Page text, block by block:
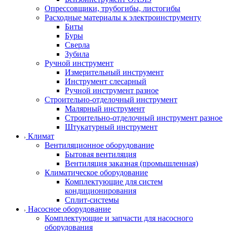
Опрессовщики, трубогибы, листогибы
Расходные материалы к электроинструменту
Биты
Буры
Сверла
Зубила
Ручной инструмент
Измерительный инструмент
Инструмент слесарный
Ручной инструмент разное
Строительно-отделочный инструмент
Малярный инструмент
Строительно-отделочный инструмент разное
Штукатурный инструмент
Климат
Вентиляционное оборудование
Бытовая вентиляция
Вентиляция заказная (промышленная)
Климатическое оборудование
Комплектующие для систем
кондиционирования
Сплит-системы
Насосное оборудование
Комплектующие и запчасти для насосного
оборудования